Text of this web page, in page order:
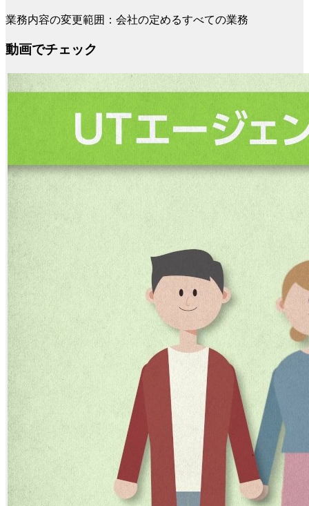
業務内容の変更範囲：会社の定めるすべての業務
動画でチェック